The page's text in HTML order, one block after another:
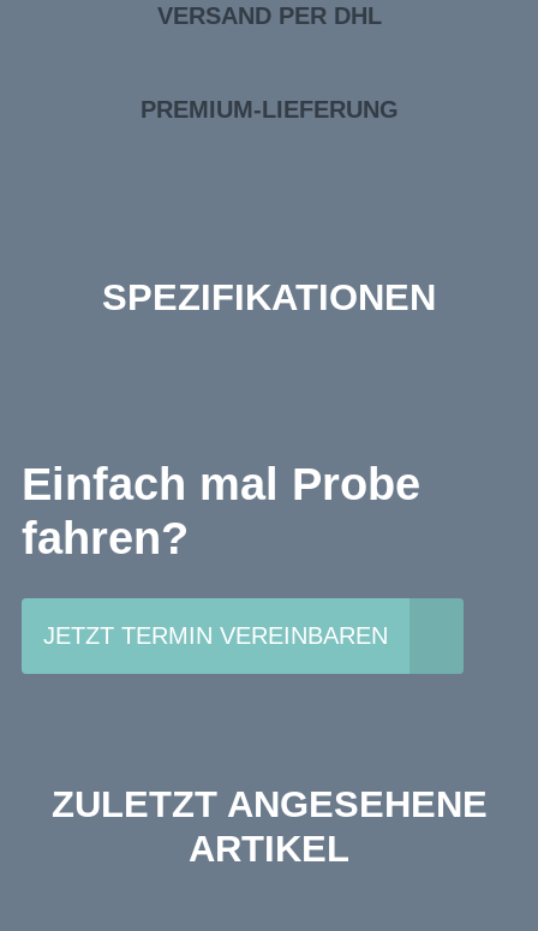
VERSAND PER DHL
PREMIUM-LIEFERUNG
SPEZIFIKATIONEN
Einfach mal Probe
fahren?
JETZT TERMIN VEREINBAREN
ZULETZT ANGESEHENE
ARTIKEL